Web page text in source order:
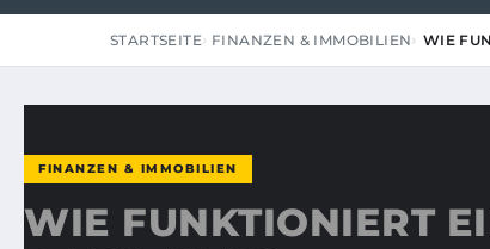
STARTSEITE FINANZEN & IMMOBILIEN WIE
FINANZEN & IMMOBILIEN
WIE FUNKTIONIERT